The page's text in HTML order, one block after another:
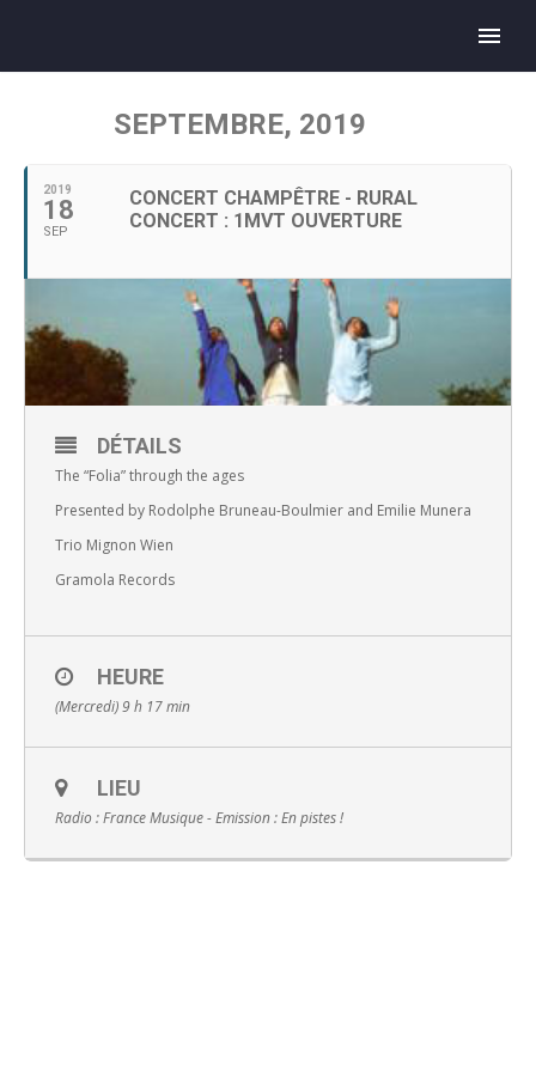
English
SEPTEMBRE, 2019
2019
18
SEP
CONCERT CHAMPÊTRE - RURAL
CONCERT : 1MVT OUVERTURE
DÉTAILS
The “Folia” through the ages
Presented by Rodolphe Bruneau-Boulmier and Emilie Munera
Trio Mignon Wien
Gramola Records
HEURE
(Mercredi) 9 h 17 min
LIEU
Radio : France Musique - Emission : En pistes !